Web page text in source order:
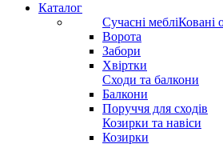
Каталог
Сучасні мебліКовані
Ворота
Забори
Хвіртки
Сходи та балкони
Балкони
Поруччя для сходів
Козирки та навіси
Козирки